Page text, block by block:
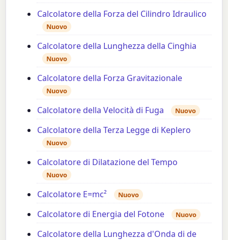
Calcolatore della Forza del Cilindro Idraulico
Nuovo
Calcolatore della Lunghezza della Cinghia
Nuovo
Calcolatore della Forza Gravitazionale
Nuovo
Calcolatore della Velocità di Fuga Nuovo
Calcolatore della Terza Legge di Keplero
Nuovo
Calcolatore di Dilatazione del Tempo
Nuovo
Calcolatore E=mc² Nuovo
Calcolatore di Energia del Fotone Nuovo
Calcolatore della Lunghezza d'Onda di de